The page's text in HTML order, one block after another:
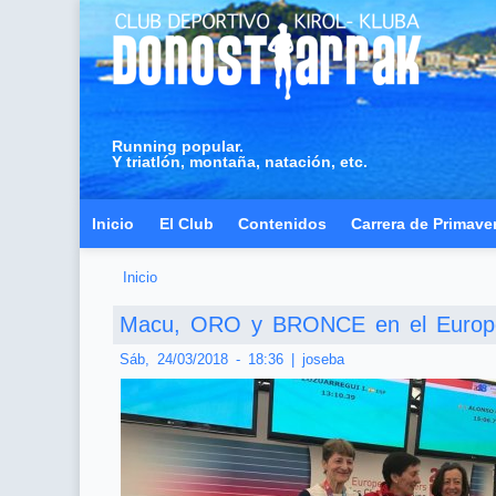
Running popular.
Y triatlón, montaña, natación, etc.
Inicio El Club Contenidos Carrera de
Inicio
Macu, ORO y BRONCE en el
Sáb, 24/03/2018 - 18:36 joseba